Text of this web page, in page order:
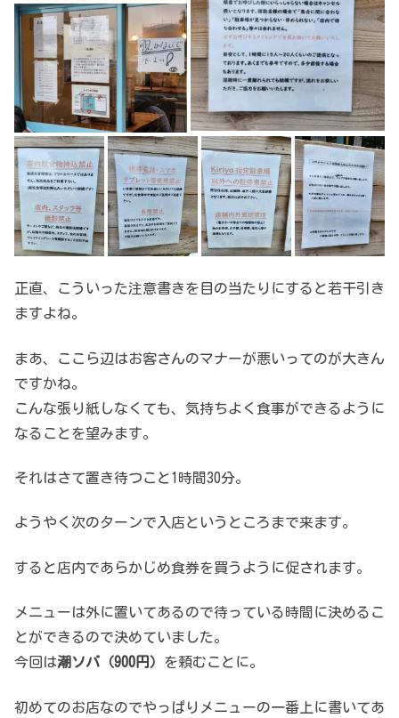
正直、こういった注意書きを目の当たりにすると若干引き
ますよね。
まあ、ここら辺はお客さんのマナーが悪いってのが大きん
ですかね。
こんな張り紙しなくても、気持ちよく食事ができるように
なることを望みます。
それはさて置き待つこと1時間30分。
ようやく次のターンで入店というところまで来ます。
すると店内であらかじめ食券を買うように促されます。
メニューは外に置いてあるので待っている時間に決めるこ
とができるので決めていました。
今回は潮ソバ（900円） を頼むことに。
初めてのお店なのでやっぱりメニューの一番上に書いてあ